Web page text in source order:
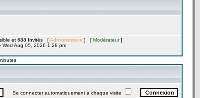
et 688 Invités [Administrateur ] [ Modérateur]
Wed Aug 05, 2026 1:28 pm
Se connecter automatiquement à chaque visite